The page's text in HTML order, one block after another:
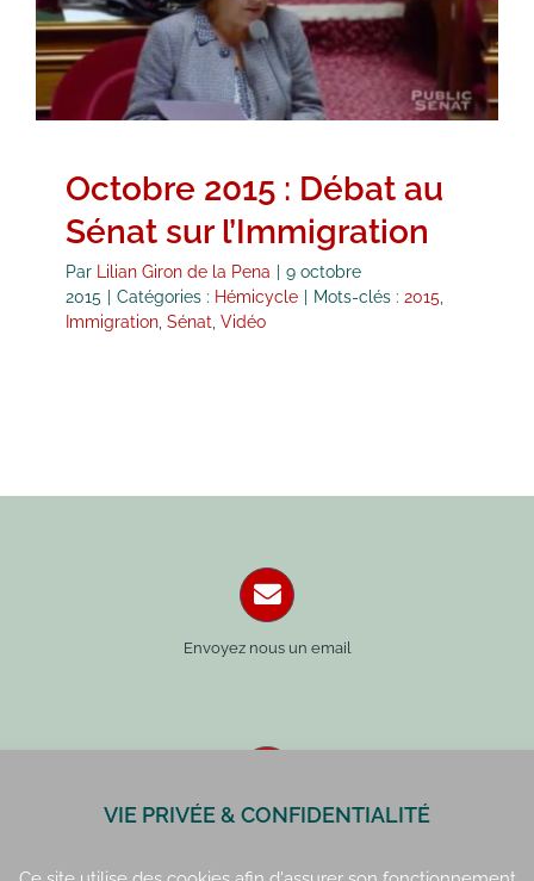
l’Immigration
Hémicycle
Octobre 2015 : Débat au
Sénat sur l’Immigration
Par Lilian Giron de la Pena
9 octobre
2015
Catégories : Hémicycle Mots-clés : 2015,
Immigration, Sénat, Vidéo
Envoyez nous un email
Paris : 01 42 34 14 59
VIE PRIVÉE & CONFIDENTIALITÉ